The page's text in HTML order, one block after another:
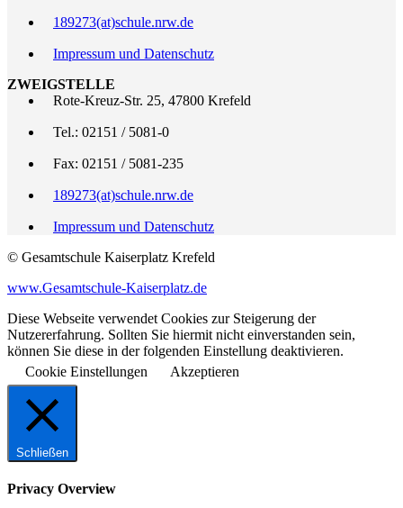
189273(at)schule.nrw.de
Impressum und Datenschutz
ZWEIGSTELLE
Rote-Kreuz-Str. 25, 47800 Krefeld
Tel.: 02151 / 5081-0
Fax: 02151 / 5081-235
189273(at)schule.nrw.de
Impressum und Datenschutz
© Gesamtschule Kaiserplatz Krefeld
www.Gesamtschule-Kaiserplatz.de
Diese Webseite verwendet Cookies zur Steigerung der
Nutzererfahrung. Sollten Sie hiermit nicht einverstanden sein,
können Sie diese in der folgenden Einstellung deaktivieren.
Cookie Einstellungen
Akzeptieren
Schließen
Privacy Overview